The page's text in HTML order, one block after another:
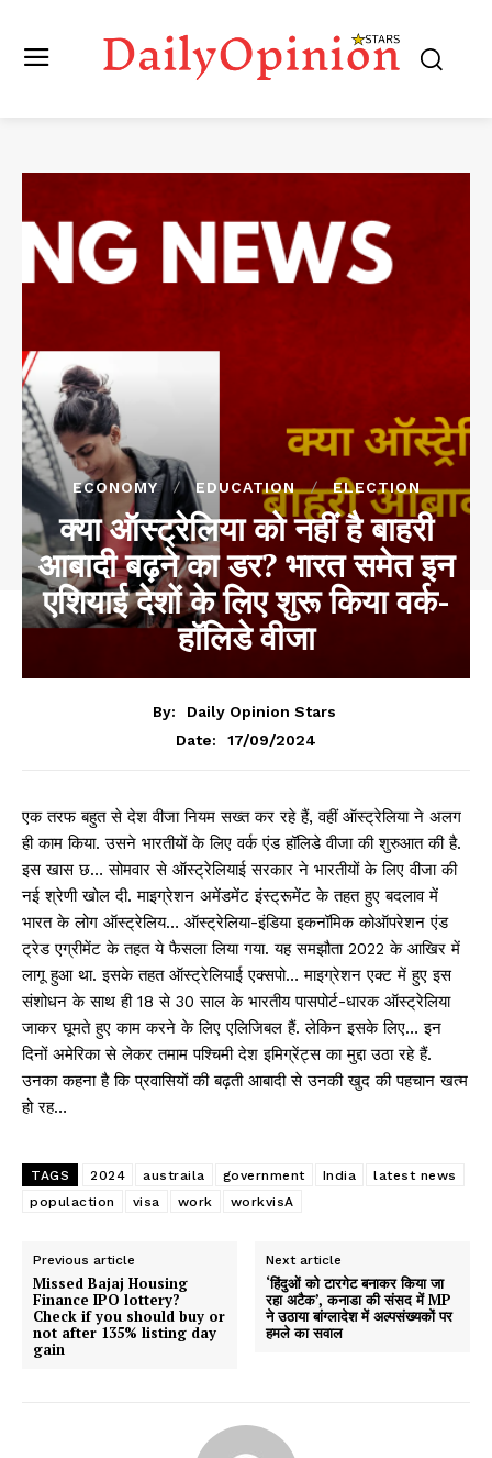
ECONOMY EDUCATION ELECTION
क्या ऑस्ट्रेलिया को नहीं है बाहरी
आबादी बढ़ने का डर? भारत समेत इन
एशियाई देशों के लिए शुरू किया वर्क-
हॉलिडे वीजा
By:
Daily Opinion Stars
Date:
17/09/2024
एक तरफ बहुत से देश वीजा नियम सख्त कर रहे हैं, वहीं ऑस्ट्रेलिया ने अलग
ही काम किया. उसने भारतीयों के लिए वर्क एंड हॉलिडे वीजा की शुरुआत की है.
इस खास छ… सोमवार से ऑस्ट्रेलियाई सरकार ने भारतीयों के लिए वीजा की
नई श्रेणी खोल दी. माइग्रेशन अमेंडमेंट इंस्ट्रूमेंट के तहत हुए बदलाव में
भारत के लोग ऑस्ट्रेलिय… ऑस्ट्रेलिया-इंडिया इकनॉमिक कोऑपरेशन एंड
ट्रेड एग्रीमेंट के तहत ये फैसला लिया गया. यह समझौता 2022 के आखिर में
लागू हुआ था. इसके तहत ऑस्ट्रेलियाई एक्सपो… माइग्रेशन एक्ट में हुए इस
संशोधन के साथ ही 18 से 30 साल के भारतीय पासपोर्ट-धारक ऑस्ट्रेलिया
जाकर घूमते हुए काम करने के लिए एलिजिबल हैं. लेकिन इसके लिए… इन
दिनों अमेरिका से लेकर तमाम पश्चिमी देश इमिग्रेंट्स का मुद्दा उठा रहे हैं.
उनका कहना है कि प्रवासियों की बढ़ती आबादी से उनकी खुद की पहचान खत्म
हो रह…
TAGS 2024 austraila government India
latest news
populaction
visa work workvisA
Previous article
Missed Bajaj Housing
Finance IPO lottery?
Check if you should buy or
not after 135% listing day
gain
Next article
‘हिंदुओं को टारगेट बनाकर किया जा
रहा अटैक’, कनाडा की संसद में MP
ने उठाया बांग्लादेश में अल्पसंख्यकों पर
हमले का सवाल